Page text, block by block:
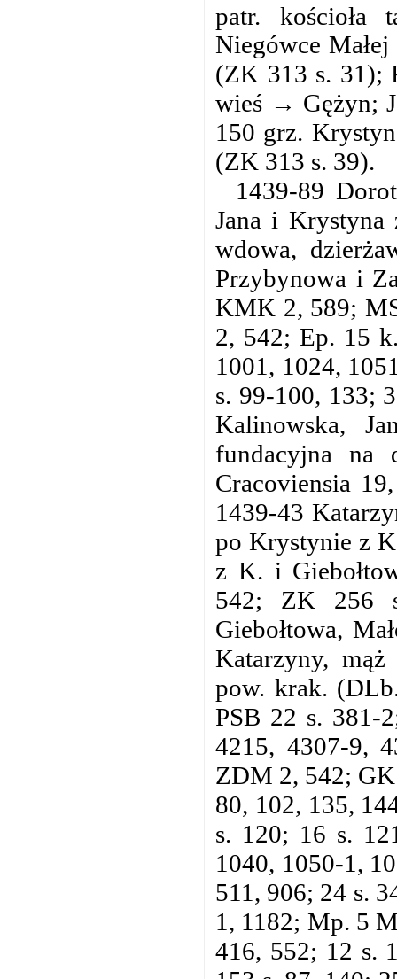
patr. kościoła
Niegówce
(ZK 313 s. 31);
wieś → Gężyn;
150 grz.
(ZK 313 s. 39).
1439-89
Jana i
wdowa,
Przybynowa i
KMK 2, 589;
2, 542; Ep. 15
1001, 1024,
s. 99-100, 133;
Kalinowska,
fundacyjna na
Cracoviensia
1439-43
po Krystynie z
z K. i
542; ZK 256
Giebołtowa,
Katarzyny,
pow. krak.
PSB 22 s. 381-
4215, 4307-9,
ZDM 2, 542; GK
80, 102, 135,
s. 120; 16 s.
1040, 1050-1,
511, 906; 24 s.
1, 1182; Mp. 5
416, 552; 12 s.